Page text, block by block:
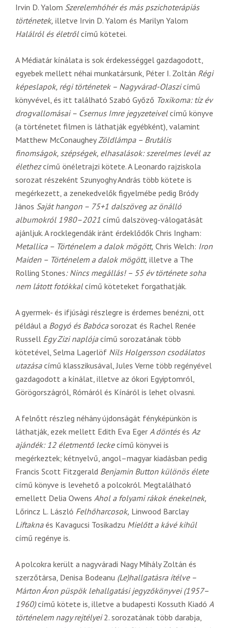
Irvin D. Yalom Szerelemhóhér és más pszichoterápiás
történetek, illetve Irvin D. Yalom és Marilyn Yalom
Halálról és életrőlcímű kötetei.
A Médiatár kínálata is sok érdekességgel gazdagodott,
egyebek mellett néhai munkatársunk, Péter I. Zoltán Régi
képeslapok, régi történetek – Nagyvárad-Olaszicímű
könyvével, és itt található Szabó Győző Toxikoma: tíz év
drogvallomásai – Csernus Imre jegyzeteivelcímű könyve
(a történetet filmen is láthatják egyébként), valamint
Matthew McConaugheyZöldlámpa – Brutális
finomságok, szépségek, elhasalások: szerelmes levél az
élethezcímű önéletrajzi kötete. A Leonardo rajziskola
sorozat részeként Szunyoghy András több kötete is
megérkezett, a zenekedvelők figyelmébe pedig Bródy
János Saját hangon – 75+1 dalszöveg az önálló
albumokról 1980–2021 című dalszöveg-válogatását
ajánljuk. A rocklegendák iránt érdeklődők Chris Ingham:
Metallica – Történelem a dalok mögött, Chris Welch: Iron
Maiden – Történelem a dalok mögött, illetve a The
Rolling Stones: Nincs megállás! – 55 év története soha
nem látott fotókkalcímű köteteket forgathatják.
A gyermek‑ és ifjúsági részlegre is érdemes benézni, ott
például a Bogyó és Babócasorozat és Rachel Renée
Russell Egy Zizi naplójacímű sorozatának több
kötetével, Selma Lagerlöf Nils Holgersson csodálatos
utazásacímű klasszikusával, Jules Verne több regényével
gazdagodott a kínálat, illetve az ókori Egyiptomról,
Görögországról, Rómáról és Kínáról is lehet olvasni.
A felnőtt részleg néhány újdonságát fényképünkön is
láthatják, ezek mellett Edith Eva Eger A döntésés Az
ajándék: 12 életmentő leckecímű könyvei is
megérkeztek; kétnyelvű, angol–magyar kiadásban pedig
Francis Scott Fitzgerald Benjamin Button különös élete
című könyve is levehető a polcokról. Megtalálható
emellett Delia Owens Ahol a folyami rákok énekelnek,
Lőrincz L. László Felhőharcosok, Linwood Barclay
Liftaknaés Kavagucsi Tosikadzu Mielőtt a kávé kihűl
című regénye is.
A polcokra került a nagyváradi Nagy Mihály Zoltán és
szerzőtársa, Denisa Bodeanu (Le)hallgatásra ítélve –
Márton Áron püspök lehallgatási jegyzőkönyvei (1957–
1960)című kötete is, illetve a budapesti Kossuth Kiadó A
történelem nagy rejtélyei2. sorozatának több darabja,